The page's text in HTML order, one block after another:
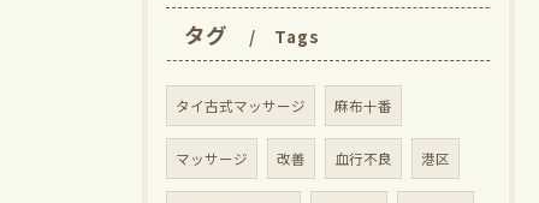
タグ Tags
タイ古式マッサージ 麻布十番
マッサージ 改善 血行不良 港区